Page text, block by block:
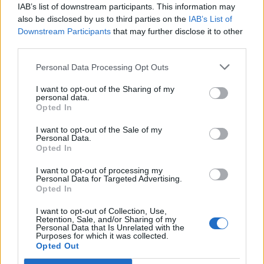
IAB’s list of downstream participants. This information may
also be disclosed by us to third parties on the IAB’s List of
Downstream Participants that may further disclose it to other
Personal Data Processing Opt Outs
I want to opt-out of the Sharing of my
personal data.
Opted In
I want to opt-out of the Sale of my
Personal Data.
Opted In
I want to opt-out of processing my
Personal Data for Targeted Advertising.
Opted In
I want to opt-out of Collection, Use,
Retention, Sale, and/or Sharing of my
Personal Data that Is Unrelated with the
Purposes for which it was collected.
Opted Out
E. Santo in lacrime:
“Questo club merita la
Premier. La
Championship sarà dura”
Il verdetto più crudele, quello che nessuno nell’East London
avrebbe mai voluto sentire. Il West Ham retrocede in
Championship al termine di un’ultima giornata vietata ai deboli
di cuore. A fine partita, ai microfoni della BBC, si è presentato
un …Continued
Il West Ham è salvo se…
Le combinazione
necessarie per gli
Hammers
24 Maggio 2026
Il West Ham è salvo se… Gli Hammers ormai non possono
più fare calcoli all’ultima giornata